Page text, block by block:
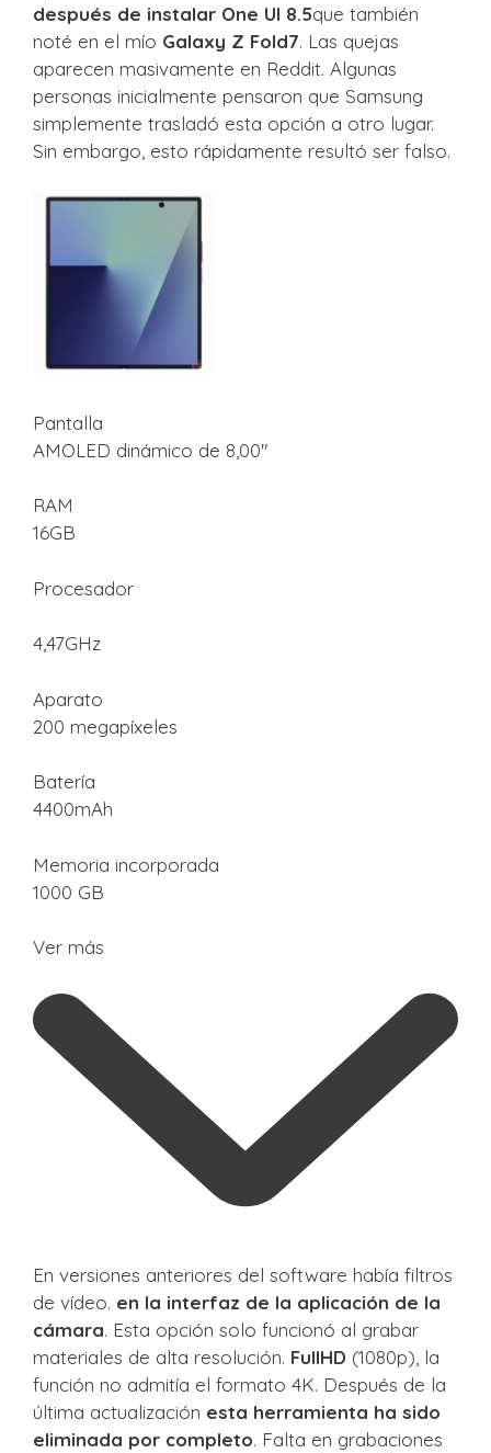
después de instalar One UI 8.5que también
noté en el mío Galaxy Z Fold7. Las quejas
aparecen masivamente en Reddit. Algunas
personas inicialmente pensaron que Samsung
simplemente trasladó esta opción a otro lugar.
Sin embargo, esto rápidamente resultó ser falso.
Pantalla
AMOLED dinámico de 8,00″
RAM
16GB
Procesador
4,47GHz
Aparato
200 megapíxeles
Batería
4400mAh
Memoria incorporada
1000 GB
Ver más
En versiones anteriores del software había filtros
de vídeo. en la interfaz de la aplicación de la
cámara. Esta opción solo funcionó al grabar
materiales de alta resolución. FullHD (1080p), la
función no admitía el formato 4K. Después de la
última actualización esta herramienta ha sido
eliminada por completo. Falta en grabaciones